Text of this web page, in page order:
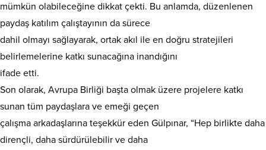
mümkün olabileceğine dikkat çekti. Bu anlamda, düzenlenen
paydaş katılım çalıştayının da sürece
dahil olmayı sağlayarak, ortak akıl ile en doğru stratejileri
belirlemelerine katkı sunacağına inandığını
ifade etti.
Son olarak, Avrupa Birliği başta olmak üzere projelere katkı
sunan tüm paydaşlara ve emeği geçen
çalışma arkadaşlarına teşekkür eden Gülpınar, “Hep birlikte daha
dirençli, daha sürdürülebilir ve daha